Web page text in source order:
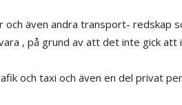
och även andra transport- redskap
, på grund av att det inte gick
och taxi och även en del privat